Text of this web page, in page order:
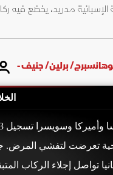
برلين/ جنيف -
تعرضت لتفشي المرض.
تواصل إجلاء الركاب